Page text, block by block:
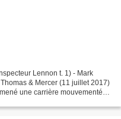
Lennon t. 1) - Mark
& Mercer (11 juillet 2017)
une carrière mouvementée,